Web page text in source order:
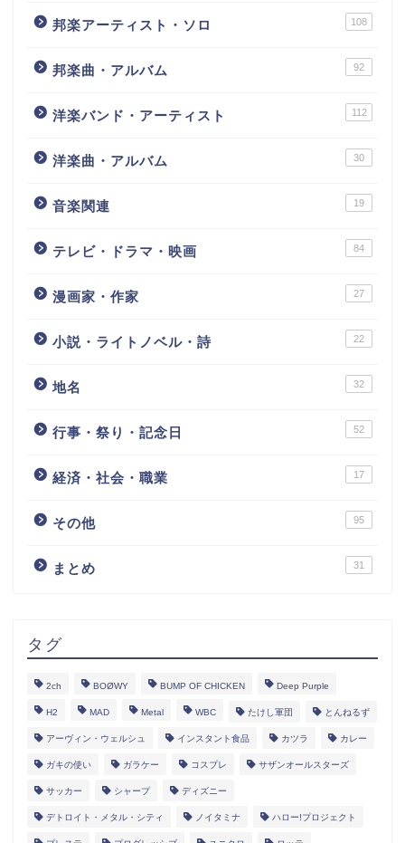
邦楽アーティスト・ソロ 108
邦楽曲・アルバム 92
洋楽バンド・アーティスト 112
洋楽曲・アルバム 30
音楽関連 19
テレビ・ドラマ・映画 84
漫画家・作家 27
小説・ライトノベル・詩 22
地名 32
行事・祭り・記念日 52
経済・社会・職業 17
その他 95
まとめ 31
タグ
2ch BOØWY BUMP OF CHICKEN Deep Purple
H2 MAD Metal WBC たけし軍団 とんねるず
アーヴィン・ウェルシュ インスタント食品 カツラ カレー
ガキの使い ガラケー コスプレ サザンオールスターズ
サッカー シャープ ディズニー
デトロイト・メタル・シティ ノイタミナ ハロー!プロジェクト